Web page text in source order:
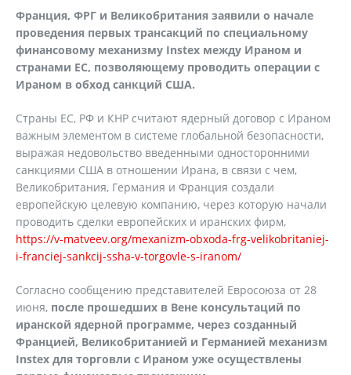
Франция, ФРГ и Великобритания заявили о начале
проведения первых трансакций по специальному
финансовому механизму Instex между Ираном и
странами ЕС, позволяющему проводить операции с
Ираном в обход санкций США.
Страны ЕС, РФ и КНР считают ядерный договор с Ираном
важным элементом в системе глобальной безопасности,
выражая недовольство введенными односторонними
санкциями США в отношении Ирана, в связи с чем,
Великобритания, Германия и Франция создали
европейскую целевую компанию, через которую начали
проводить сделки европейских и иранских фирм,
https://v-matveev.org/mexanizm-obxoda-frg-velikobritaniej-
i-franciej-sankcij-ssha-v-torgovle-s-iranom/
Согласно сообщению представителей Евросоюза от 28
июня, после прошедших в Вене консультаций по
иранской ядерной программе, через созданный
Францией, Великобританией и Германией механизм
Instex для торговли с Ираном уже осуществлены